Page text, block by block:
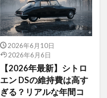
2026年6月10日
2026年6月6日
【2026年最新】シトロ
エン DSの維持費は高す
ぎる？リアルな年間コ